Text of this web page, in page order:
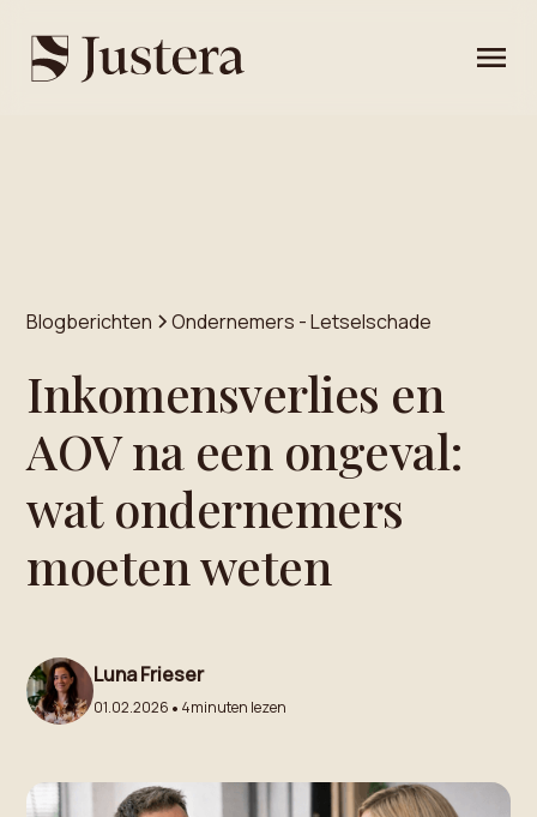
Blogberichten Ondernemers - Letselschade
Inkomensverlies en
AOV na een ongeval:
wat ondernemers
moeten weten
Luna Frieser
01.02.2026 • 4minuten lezen